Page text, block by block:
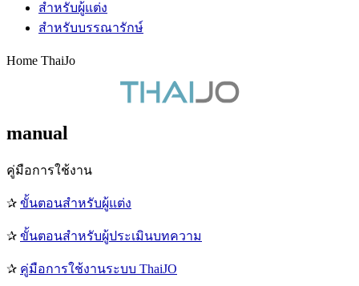
สำหรับผู้แต่ง
สำหรับบรรณารักษ์
Home ThaiJo
manual
คู่มือการใช้งาน
✰ ขั้นตอนสำหรับผู้แต่ง
✰ ขั้นตอนสำหรับผู้ประเมินบทความ
✰ คู่มือการใช้งานระบบ ThaiJO